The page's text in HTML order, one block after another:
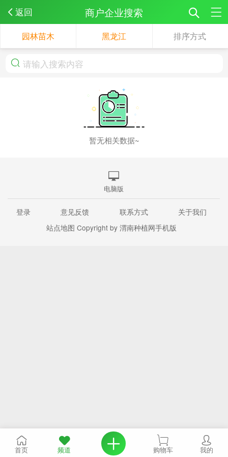
返回 商户企业搜索
园林苗木 黑龙江 排序方式
暂无相关数据~
电脑版
登录 意见反馈 联系方式
关于我们
站点地图 Copyright by 渭南种植网手机版
首页 频道 购物车 我的